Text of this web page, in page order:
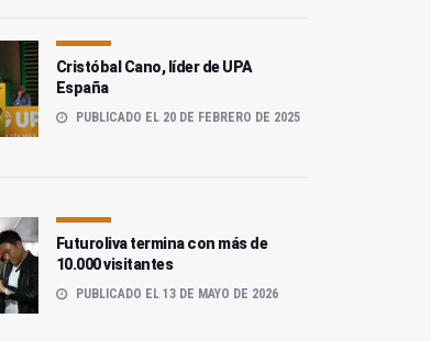
Cristóbal Cano, líder de UPA
España
PUBLICADO EL 20 DE FEBRERO DE 2025
Futuroliva termina con más de
10.000 visitantes
PUBLICADO EL 13 DE MAYO DE 2026